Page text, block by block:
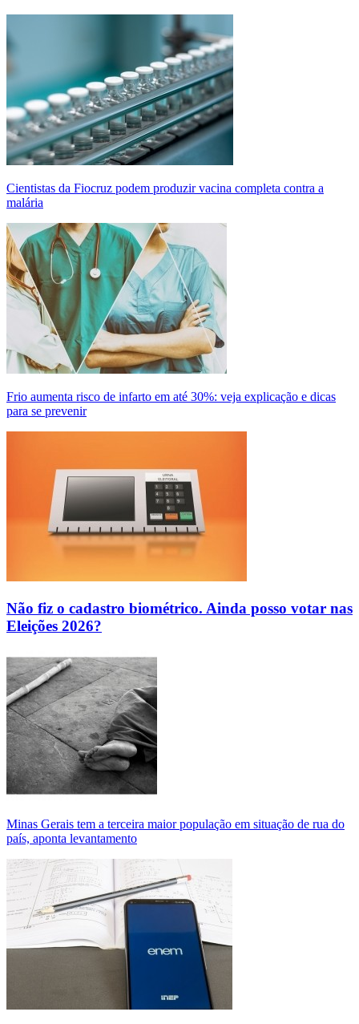
Cientistas da Fiocruz podem produzir vacina completa contra a
malária
Frio aumenta risco de infarto em até 30%: veja explicação e dicas
para se prevenir
Não fiz o cadastro biométrico. Ainda posso votar nas
Eleições 2026?
Minas Gerais tem a terceira maior população em situação de rua do
país, aponta levantamento